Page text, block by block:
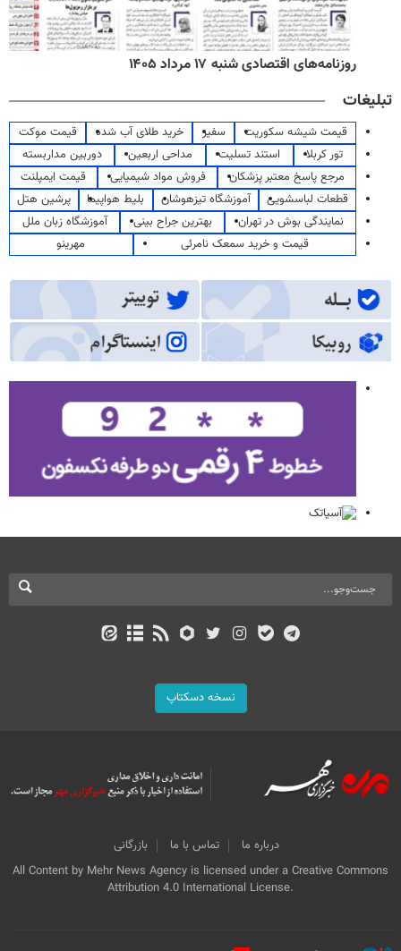
روزنامه‌های اقتصادی شنبه ۱۷ مرداد ۱۴۰۵
تبلیغات
قیمت شیشه سکوریت سفیر خرید طلای آب شده
قیمت موکت
تور کربلا
استند تسلیت مداحی اربعین
دوربین مداربسته
مرجع پاسخ معتبر پزشکان
فروش مواد شیمیایی
قیمت ایمپلنت
قطعات لباسشویی
آموزشگاه تیزهوشان بلیط هواپیما
پرشین هتل
نمایندگی بوش در تهران
بهترین جراح بینی
آموزشگاه زبان ملل
قیمت و خرید سمعک نامرئی
مهرینو
نسخه دسکتاپ
درباره ما تماس با ما
بازرگانی
All Content by Mehr News Agency is licensed under a Creative Commons
Attribution 4.0 International License.